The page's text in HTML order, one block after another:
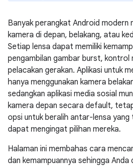
Banyak perangkat Android modern
kamera di depan, belakang, atau
Setiap lensa dapat memiliki
pengambilan gambar burst, kontrol
pelacakan gerakan. Aplikasi untuk
hanya menggunakan kamera
sedangkan aplikasi media sosial
kamera depan secara default,
opsi untuk beralih antar-lensa yang
dapat mengingat pilihan mereka.
Halaman ini membahas cara
dan kemampuannya sehingga